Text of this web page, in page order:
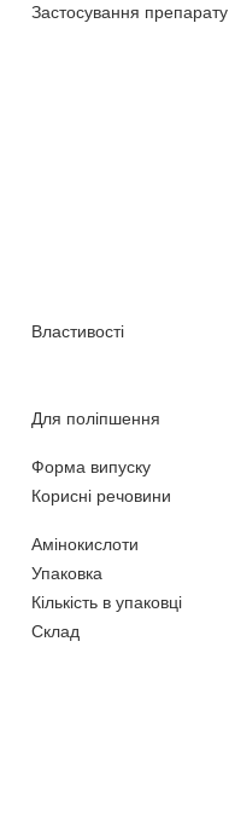
Застосування препарату
Властивості
Для поліпшення
Форма випуску
Корисні речовини
Амінокислоти
Упаковка
Кількість в упаковці
Склад